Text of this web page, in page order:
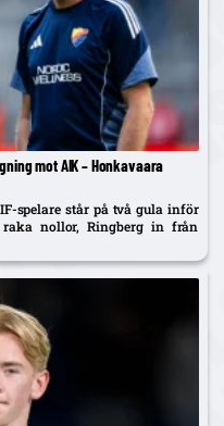
mot AIK – Honkavaara
spelare står på två gula inför
nollor, Ringberg in från